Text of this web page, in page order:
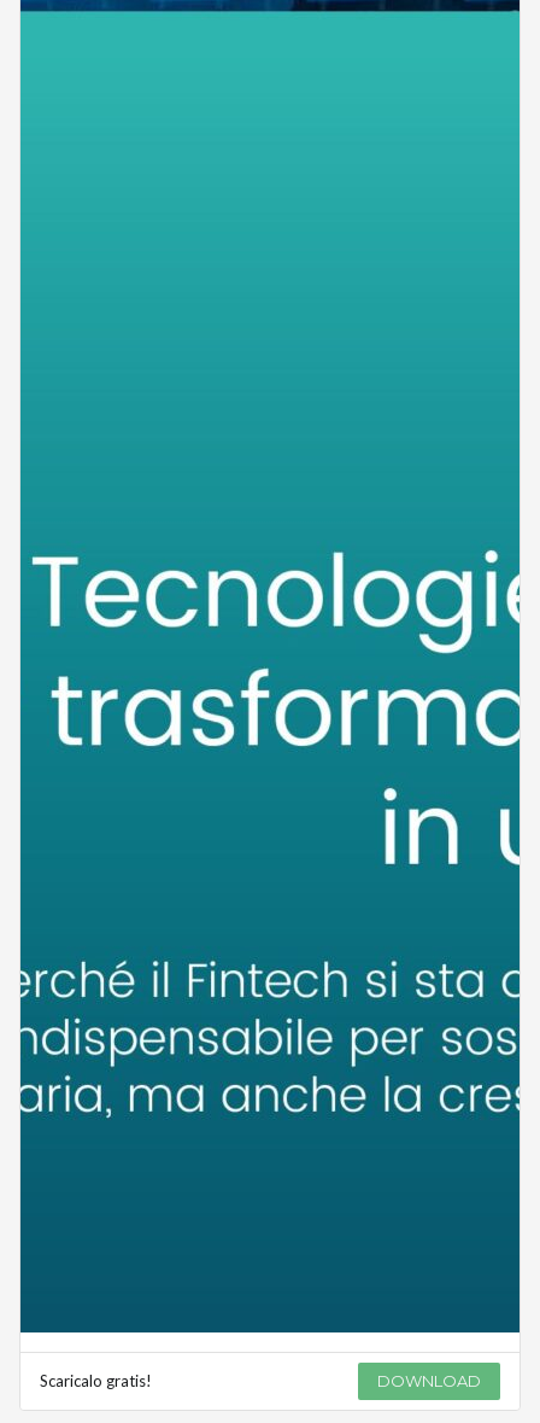
Scaricalo gratis! DOWNLOAD